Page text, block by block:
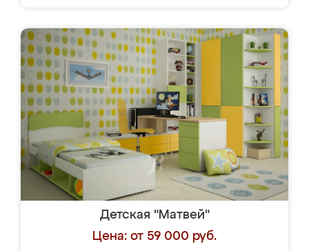
Детская "Матвей"
Цена: от 59 000 руб.